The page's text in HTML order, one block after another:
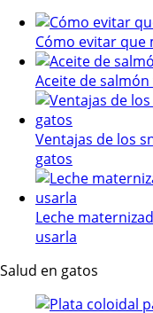
Cómo evitar que
Aceite de
Ventajas de los
gatos
Leche
usarla
Salud en gatos